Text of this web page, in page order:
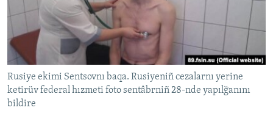
Русский
Українською
QOŞULIÑIZ!
Rusiye ekimi Sentsovnı baqa. Rusiyeniñ cezalarnı yerine
ketirüv federal hızmeti foto sentâbrniñ 28-nde yapılğanını
bildire